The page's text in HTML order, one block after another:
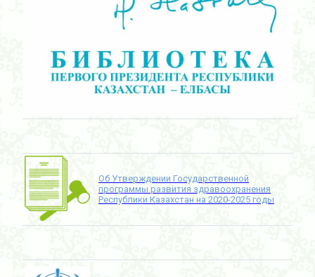
Об Утверждении Государственной
программы развития здравоохранения
Республики Казахстан на 2020-2025 годы